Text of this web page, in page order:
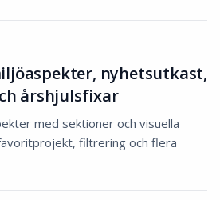
nyhetsutkast,
årshjulsfixar
med sektioner och visuella
filtrering och flera